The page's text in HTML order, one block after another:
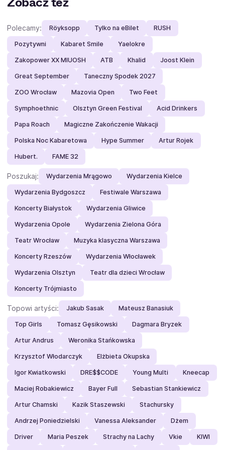
Polecamy: Röyksopp Tylko na eBilet RUSH
Pozytywni Kabaret Smile Yaelokre
Zakopower XX MIUOSH ATB Khalid Joost Klein
Great September Taneczny Spodek 2027
ZOO Wrocław Mazovia Open Two Feet
Symphoethnic Olsztyn Green Festival Acid Drinkers
Papa Roach Magiczne Zakończenie Wakacji
Polska Noc Kabaretowa Hype Summer Artur Rojek
Hubert. FAME 32
Poszukaj: Wydarzenia Mrągowo Wydarzenia Kielce
Wydarzenia Bydgoszcz Festiwale Warszawa
Koncerty Białystok Wydarzenia Gliwice
Wydarzenia Opole Wydarzenia Zielona Góra
Teatr Wrocław Muzyka klasyczna Warszawa
Koncerty Rzeszów Wydarzenia Włocławek
Wydarzenia Olsztyn Teatr dla dzieci Wrocław
Koncerty Trójmiasto
Topowi artyści: Jakub Sasak Mateusz Banasiuk
Top Girls Tomasz Gęsikowski Dagmara Bryzek
Artur Andrus Weronika Stańkowska
Krzysztof Włodarczyk Elżbieta Okupska
Igor Kwiatkowski DRE$$CODE Young Multi Kneecap
Maciej Robakiewicz Bayer Full Sebastian Stankiewicz
Artur Chamski Kazik Staszewski Stachursky
Andrzej Poniedzielski Vanessa Aleksander Dżem
Driver Maria Peszek Strachy na Lachy Vkie KIWI